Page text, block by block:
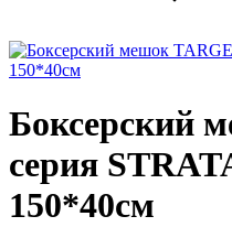
Боксерский
серия
150*40см